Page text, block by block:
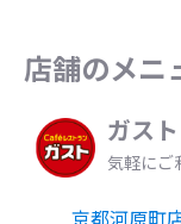
店舗のメニ
ガスト
気軽にご
京都河原町